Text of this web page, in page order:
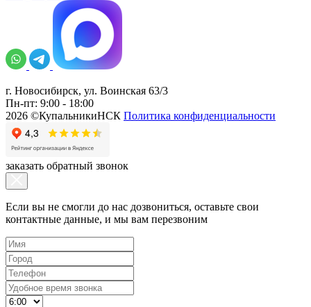
г. Новосибирск, ул. Воинская 63/3
Пн-пт: 9:00 - 18:00
2026 ©КупальникиНСК Политика конфиденциальности
заказать обратный звонок
Если вы не смогли до нас дозвониться, оставьте свои
контактные данные, и мы вам перезвоним